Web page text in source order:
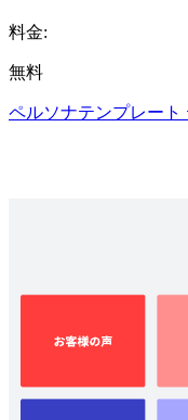
料金:
無料
ペルソナテンプレート